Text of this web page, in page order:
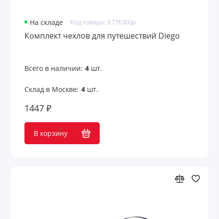
Спа-наборы
Спортивные наборы
Чайные наборы
На складе Код товара: 3.776300p
Комплект чехлов для путешествий Diego
Всего в наличии: 4шт.
Склад в Москве: 4шт.
1447 ₽
В корзину